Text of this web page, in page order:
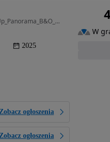
2967 cm3 • 286 KM • Lang_OśSkrętna_Masaże_Wentylacja_HeadUp_Panorama_B&O_Webasto_Dociągi_
2025
ogłoszenia
ogłoszenia
W